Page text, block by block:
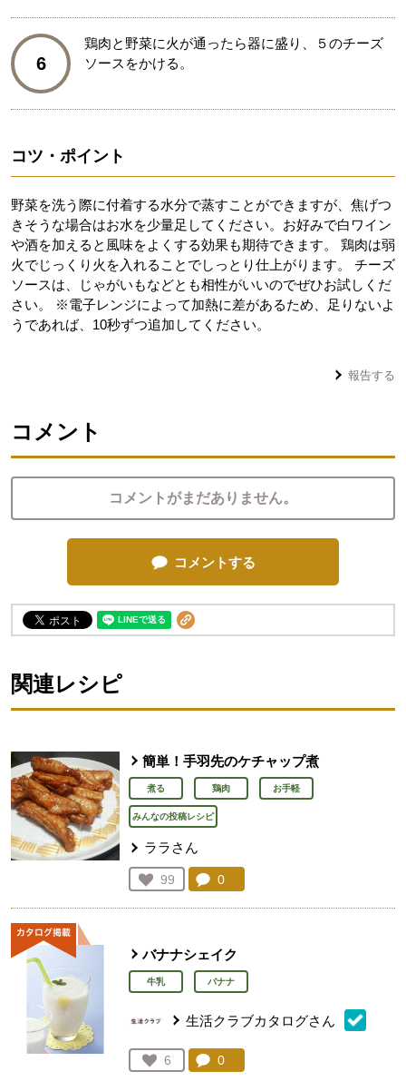
6
鶏肉と野菜に火が通ったら器に盛り、５のチーズ
ソースをかける。
コツ・ポイント
野菜を洗う際に付着する水分で蒸すことができますが、焦げつ
きそうな場合はお水を少量足してください。お好みで白ワイン
や酒を加えると風味をよくする効果も期待できます。 鶏肉は弱
火でじっくり火を入れることでしっとり仕上がります。 チーズ
ソースは、じゃがいもなどとも相性がいいのでぜひお試しくだ
さい。 ※電子レンジによって加熱に差があるため、足りないよ
うであれば、10秒ずつ追加してください。
報告する
コメント
コメントがまだありません。
コメントする
関連レシピ
簡単！手羽先のケチャップ煮
煮る 鶏肉 お手軽
みんなの投稿レシピ
ララさん
お気に入り登録：
99
人が登録
コメント：
0
バナナシェイク
牛乳 バナナ
生活クラブカタログさん
お気に入り登録：
6
人が登録
コメント：
0